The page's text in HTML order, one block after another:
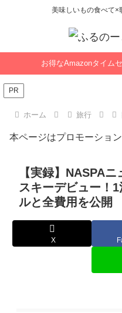
美味しいもの食べて×
お得なAmazonタイム
PR
ホーム 旅行
本ページはプロモーショ
【実録】NASPA
スキーデビュー！
ルと全費用を公開
X